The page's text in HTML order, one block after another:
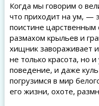
Когда мы говорим о
что приходит на ум, —
поистине
размахом крыльев и
хищник завораживает
не только красота, но
поведение, и даже
погрузимся в мир
его жизни, охоте,